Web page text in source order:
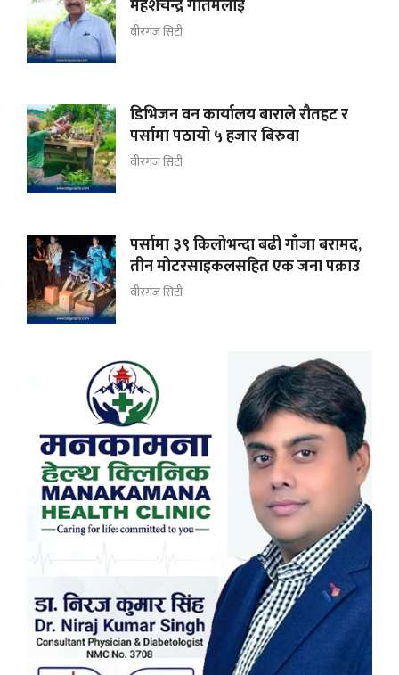
महेशचन्द्र गौतमलाई
वीरगंज सिटी
डिभिजन वन कार्यालय बाराले रौतहट र
पर्सामा पठायो ५ हजार बिरुवा
वीरगंज सिटी
पर्सामा ३९ किलोभन्दा बढी गाँजा बरामद,
तीन मोटरसाइकलसहित एक जना पक्राउ
वीरगंज सिटी